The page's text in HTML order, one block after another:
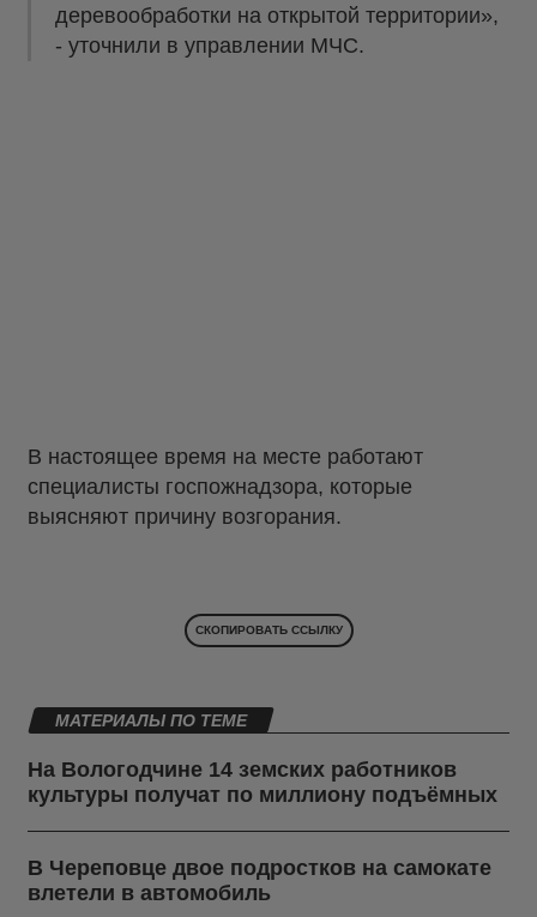
деревообработки на открытой территории»,
- уточнили в управлении МЧС.
В настоящее время на месте работают
специалисты госпожнадзора, которые
выясняют причину возгорания.
СКОПИРОВАТЬ ССЫЛКУ
МАТЕРИАЛЫ ПО ТЕМЕ
На Вологодчине 14 земских работников
культуры получат по миллиону подъёмных
В Череповце двое подростков на самокате
влетели в автомобиль